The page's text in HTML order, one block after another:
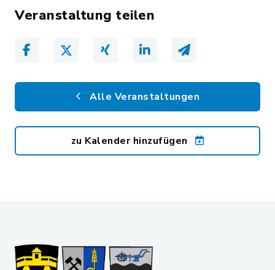
Veranstaltung teilen
Alle Veranstaltungen
zu Kalender hinzufügen